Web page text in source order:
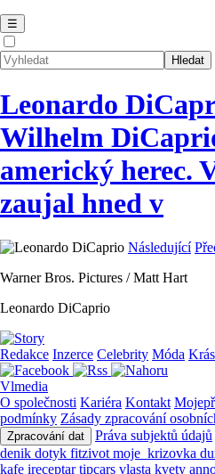
☰
Leonardo
Wilhelm
americký herec.
zaujal hned v
Následující
Warner Bros. Pictures / Matt Hart
Leonardo DiCaprio
Redakce Inzerce Celebrity Móda
Vlmedia
O společnosti Kariéra Kontakt
podmínky Zásady zpracování
Zpracování dat
Práva subjektů údajů
denik dotyk fitzivot moje_krizovka
kafe ireceptartipcars vlasta kvety